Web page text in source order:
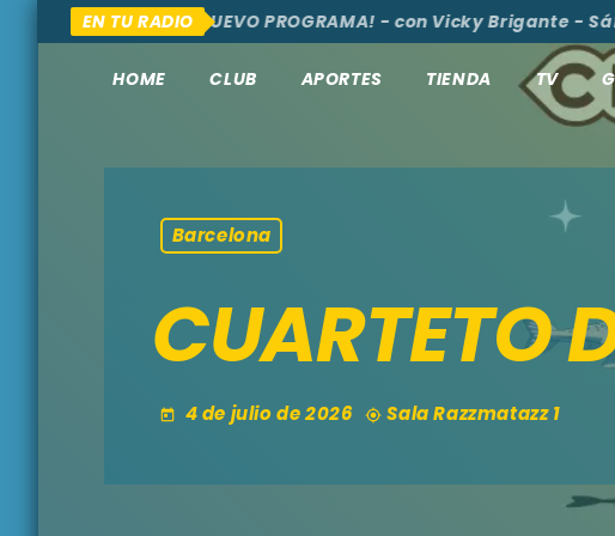
EN TU RADIO
Y ALLÁ ¡NUEVO PROGRAMA! - con Vicky Brigante -
HOME CLUB APORTES TIENDA TV
Barcelona
CUARTETO
today 4 de julio de 2026 my_location Sala Razzmatazz 1